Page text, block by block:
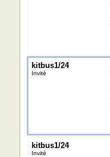
kitbus1/24
Invité
kitbus1/24
Invité